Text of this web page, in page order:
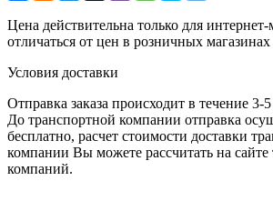
Цена действительна только для
отличаться от цен в розничных магазинах
Условия доставки
Отправка заказа происходит в течение 3-
До транспортной компании отправка
бесплатно, расчет стоимости доставки
компании Вы можете рассчитать на
компаний.